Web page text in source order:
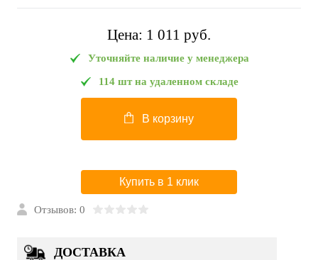
Цена: 1 011 pуб.
Уточняйте наличие у менеджера
114 шт на удаленном складе
В корзину
Купить в 1 клик
Отзывов: 0
ДОСТАВКА